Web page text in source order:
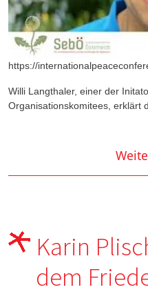
https://
Willi Langthaler, einer der
Organisationskomitees, erklärt
Karin
dem